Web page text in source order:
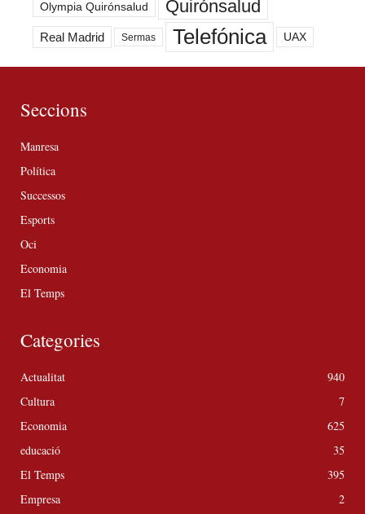
Olympia Quirónsalud Quirónsalud
Real Madrid Sermas Telefónica UAX
Seccions
Manresa
Política
Successos
Esports
Oci
Economia
El Temps
Categories
Actualitat
940
Cultura
7
Economia
625
educació
35
El Temps
395
Empresa
2